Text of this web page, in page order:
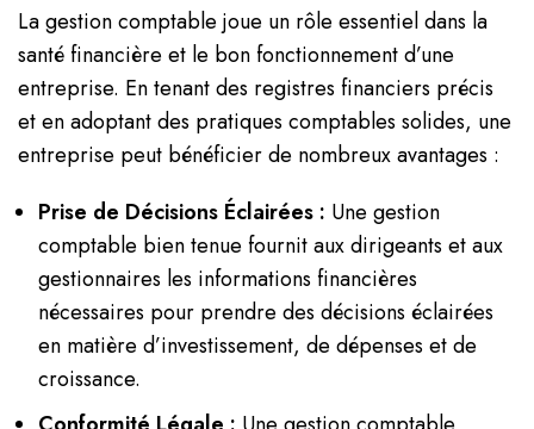
La gestion comptable joue un rôle essentiel dans la
santé financière et le bon fonctionnement d’une
entreprise. En tenant des registres financiers précis
et en adoptant des pratiques comptables solides, une
entreprise peut bénéficier de nombreux avantages :
Prise de Décisions Éclairées : Une gestion
comptable bien tenue fournit aux dirigeants et aux
gestionnaires les informations financières
nécessaires pour prendre des décisions éclairées
en matière d’investissement, de dépenses et de
croissance.